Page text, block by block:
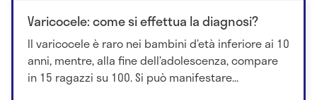
Varicocele: come si effettua la diagnosi?
Il varicocele è raro nei bambini d’età inferiore ai 10
anni, mentre, alla fine dell’adolescenza, compare
in 15 ragazzi su 100. Si può manifestare...